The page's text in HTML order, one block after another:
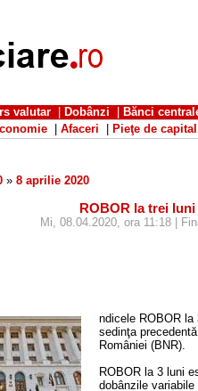
valutar Dobânzi Bănci
Afaceri Pieţe de capital
» 8 aprilie 2020
ROBOR la trei luni
Mi, 08.04.2020, ora 11:18 |
ndicele ROBOR
sedinţa
României (BNR).
ROBOR la 3 luni
dobânzile